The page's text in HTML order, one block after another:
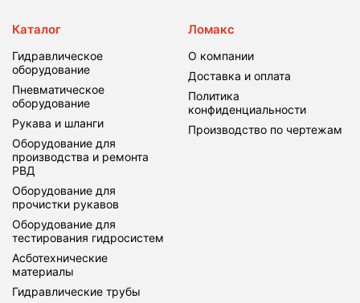
Каталог
Гидравлическое
оборудование
Пневматическое
оборудование
Рукава и шланги
Оборудование для
производства и ремонта
РВД
Оборудование для
прочистки рукавов
Оборудование для
тестирования гидросистем
Асботехнические
материалы
Гидравлические трубы
Ломакс
О компании
Доставка и оплата
Политика
конфиденциальности
Производство по чертежам